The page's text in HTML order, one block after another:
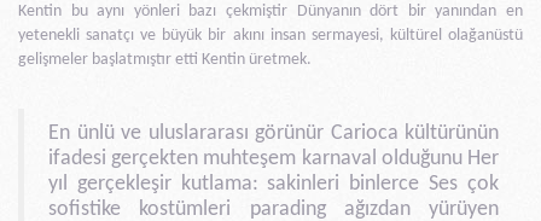
Kentin bu aynı yönleri bazı çekmiştir Dünyanın dört bir yanından en
yetenekli sanatçı ve büyük bir akını insan sermayesi, kültürel olağanüstü
gelişmeler başlatmıştır etti Kentin üretmek.
En ünlü ve uluslararası görünür Carioca kültürünün
ifadesi gerçekten muhteşem karnaval olduğunu Her
yıl gerçekleşir kutlama: sakinleri binlerce Ses çok
sofistike kostümleri parading ağızdan yürüyen